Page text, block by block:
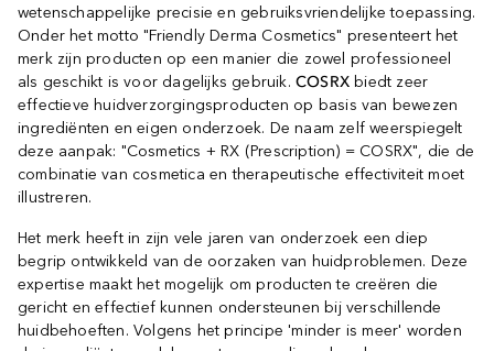
wetenschappelijke precisie en gebruiksvriendelijke toepassing.
Onder het motto "Friendly Derma Cosmetics" presenteert het
merk zijn producten op een manier die zowel professioneel
als geschikt is voor dagelijks gebruik. COSRX biedt zeer
effectieve huidverzorgingsproducten op basis van bewezen
ingrediënten en eigen onderzoek. De naam zelf weerspiegelt
deze aanpak: "Cosmetics + RX (Prescription) = COSRX", die de
combinatie van cosmetica en therapeutische effectiviteit moet
illustreren.
Het merk heeft in zijn vele jaren van onderzoek een diep
begrip ontwikkeld van de oorzaken van huidproblemen. Deze
expertise maakt het mogelijk om producten te creëren die
gericht en effectief kunnen ondersteunen bij verschillende
huidbehoeften. Volgens het principe 'minder is meer' worden